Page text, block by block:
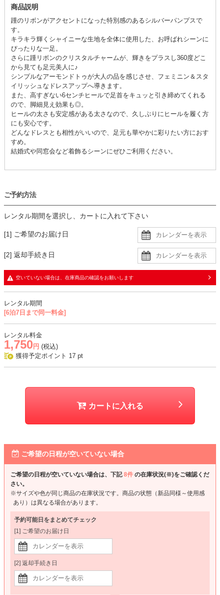
商品説明
踵のリボンがアクセントになった特別感のあるシルバーパンプスで
す。
キラキラ輝くシャイニーな生地を全体に使用した、お呼ばれシーンに
ぴったりな一足。
さらに踵リボンのクリスタルチャームが、輝きをプラスし360度どこ
から見ても足元美人に♪
シンプルなアーモンドトゥが大人の品を感じさせ、フェミニン＆スタ
イリッシュなドレスアップへ導きます。
また、高すぎない6センチヒールで足首をキュッと引き締めてくれる
ので、脚細見え効果も◎。
ヒールの太さも安定感がある太さなので、久しぶりにヒールを履く方
にも安心です。
どんなドレスとも相性がいいので、足元も華やかに彩りたい方におす
すめ。
結婚式や同窓会など着飾るシーンにぜひご利用ください。
ご予約方法
レンタル期間を選択し、カートに入れて下さい
[1] ご希望のお届け日
[2] 返却手続き日
空いていない場合は、在庫商品の確認をお願いします
レンタル期間
[6泊7日まで同一料金]
レンタル料金
1,750 円 (税込)
獲得予定ポイント 17 pt
カートに入れる
ご希望の日程が空いていない場合
ご希望の日程が空いていない場合は、下記8件 の在庫状況(※)をご確認くだ
さい。
※サイズや色が同じ商品の在庫状況です。商品の状態（新品同様～使用感
あり）は異なる場合があります。
予約可能日をまとめてチェック
[1] ご希望のお届け日
[2] 返却手続き日